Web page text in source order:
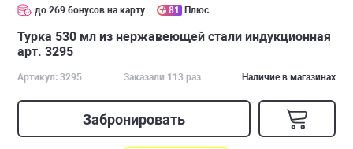
до 269 бонусов на карту 81 Плюс
Турка 530 мл из нержавеющей стали индукционная
арт. 3295
Артикул: 3295 Заказали 113 раз Наличие в магазинах
Забронировать